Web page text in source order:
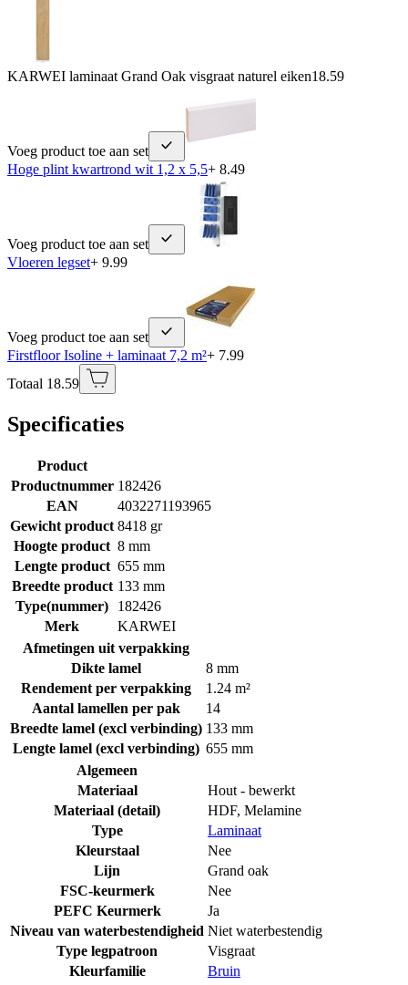
KARWEI laminaat Grand Oak visgraat naturel eiken18.59
Voeg product toe aan set
Hoge plint kwartrond wit 1,2 x 5,5+ 8.49
Voeg product toe aan set
Vloeren legset+ 9.99
Voeg product toe aan set
Firstfloor Isoline + laminaat 7,2 m²+ 7.99
Totaal 18.59
Specificaties
Product
Productnummer 182426
EAN
4032271193965
Gewicht product 8418 gr
Hoogte product 8 mm
Lengte product 655 mm
Breedte product 133 mm
Type(nummer)
182426
Merk
KARWEI
Afmetingen uit verpakking
Dikte lamel
8 mm
Rendement per verpakking
1.24 m²
Aantal lamellen per pak
14
Breedte lamel (excl verbinding) 133 mm
Lengte lamel (excl verbinding) 655 mm
Algemeen
Materiaal
Hout - bewerkt
Materiaal (detail)
HDF, Melamine
Type
Laminaat
Kleurstaal
Nee
Lijn
Grand oak
FSC-keurmerk
Nee
PEFC Keurmerk
Ja
Niveau van waterbestendigheid Niet waterbestendig
Type legpatroon
Visgraat
Kleurfamilie
Bruin